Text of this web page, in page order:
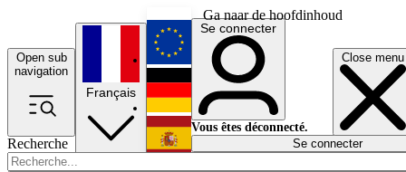
Ga naar de hoofdinhoud
Open sub
navigation
Close menu
Recherche
Français
English
Deutsch
Español
Se connecter
Vous êtes déconnecté.
Se connecter